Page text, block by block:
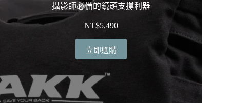
攝影師必備的鏡頭支撐利器
NT$5,490
立即選購